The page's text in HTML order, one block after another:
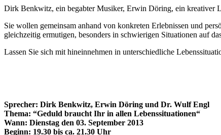
Dirk Benkwitz, ein begabter Musiker, Erwin Döring, ein kreativer
Sie wollen gemeinsam anhand von konkreten Erlebnissen und
gleichzeitig ermutigen, besonders in schwierigen Situationen auf
Lassen Sie sich mit hineinnehmen in unterschiedliche
Sprecher: Dirk Benkwitz, Erwin Döring und Dr. Wulf Engl
Thema: “Geduld braucht Ihr in allen Lebenssituationen“
Wann: Dienstag den 03. September 2013
Beginn: 19.30 bis ca. 21.30 Uhr